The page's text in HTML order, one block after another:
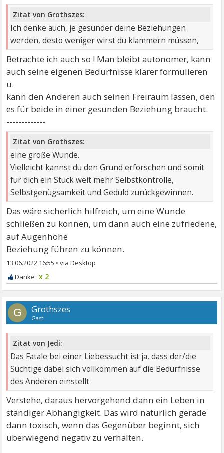
Zitat von Grothszes:
Ich denke auch, je gesünder deine Beziehungen
werden, desto weniger wirst du klammern müssen,
Betrachte ich auch so ! Man bleibt autonomer, kann
auch seine eigenen Bedürfnisse klarer formulieren
u.
kann den Anderen auch seinen Freiraum lassen, den
es für beide in einer gesunden Beziehung braucht.
-------------
Zitat von Grothszes:
eine große Wunde.
Vielleicht kannst du den Grund erforschen und somit
für dich ein Stück weit mehr Selbstkontrolle,
Selbstgenügsamkeit und Geduld zurückgewinnen.
Das wäre sicherlich hilfreich, um eine Wunde
schließen zu können, um dann auch eine zufriedene,
auf Augenhöhe
Beziehung führen zu können.
13.06.2022 16:55 •
x 2
G Grothszes
Gast
Zitat von Jedi:
Das Fatale bei einer Liebessucht ist ja, dass der/die
Süchtige dabei sich vollkommen auf die Bedürfnisse
des Anderen einstellt
Verstehe, daraus hervorgehend dann ein Leben in
ständiger Abhängigkeit. Das wird natürlich gerade
dann toxisch, wenn das Gegenüber beginnt, sich
überwiegend negativ zu verhalten.